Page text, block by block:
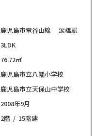
鹿児島市電谷山線 涙橋駅
3LDK
76.72㎡
鹿児島市立八幡小学校
鹿児島市立天保山中学校
2008年9月
2階 / 15階建